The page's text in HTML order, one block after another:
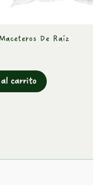
De Raíz
carrito